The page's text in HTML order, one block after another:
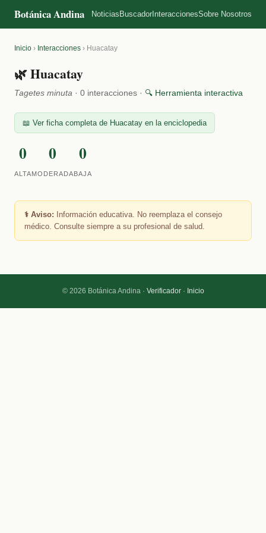
Botánica Andina Noticias Buscador InteraccionesSobre Nosotros
Inicio › Interacciones › Huacatay
🌿 Huacatay
Tagetes minuta · 0 interacciones · 🔍 Herramienta interactiva
📖 Ver ficha completa de Huacatay en la enciclopedia
0
ALTA
0
MODERADA
0
BAJA
⚕️ Aviso: Información educativa. No reemplaza el consejo
médico. Consulte siempre a su profesional de salud.
© 2026 Botánica Andina · Verificador· Inicio